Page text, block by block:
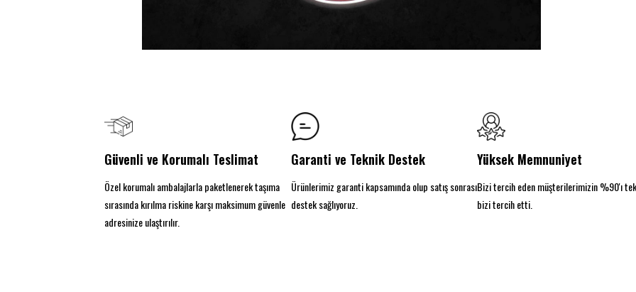
Güvenli ve Korumalı Teslimat
Özel korumalı ambalajlarla paketlenerek taşıma
sırasında kırılma riskine karşı maksimum güvenle
adresinize ulaştırılır.
Garanti ve Teknik Destek
Ürünlerimiz garanti kapsamında olup satış sonrası
destek sağlıyoruz.
Yüksek Memnuniyet
Bizi tercih eden müşterilerimizin %90'ı
bizi tercih etti.